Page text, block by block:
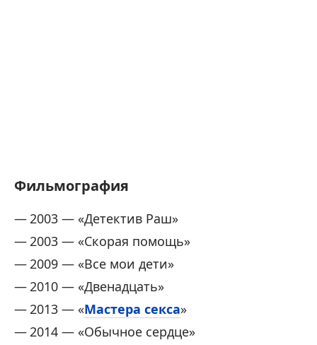
Фильмография
2003 — «Детектив Раш»
2003 — «Скорая помощь»
2009 — «Все мои дети»
2010 — «Двенадцать»
2013 — «Мастера секса»
2014 — «Обычное сердце»